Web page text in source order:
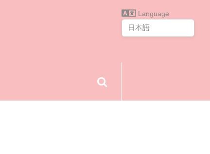
Language